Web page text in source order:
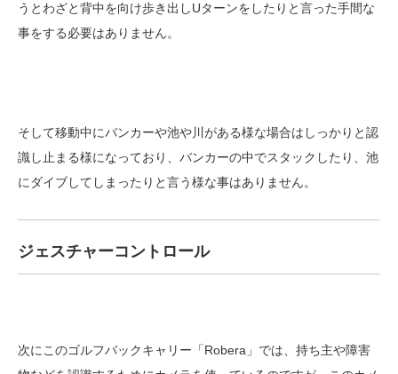
うとわざと背中を向け歩き出しUターンをしたりと言った手間な
事をする必要はありません。
そして移動中にバンカーや池や川がある様な場合はしっかりと認
識し止まる様になっており、バンカーの中でスタックしたり、池
にダイブしてしまったりと言う様な事はありません。
ジェスチャーコントロール
次にこのゴルフバックキャリー「Robera」では、持ち主や障害